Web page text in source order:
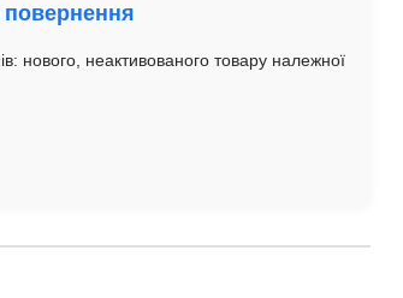
повернення
нового, неактивованого товару належної